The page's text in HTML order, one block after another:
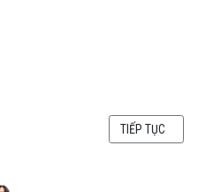
SỨ GIẢ ÁNH SAO - PHẦN 3: QUAN SÁT
BÀI VIẾT KẾ
TIẾP TỤC